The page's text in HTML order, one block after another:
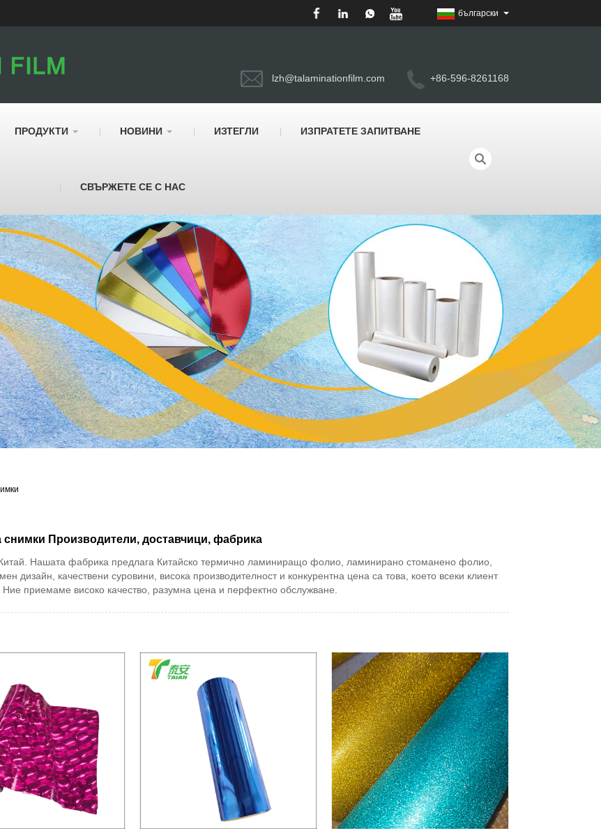
+86-596-8261168
lzh@talaminationfilm.com
български
ПРОДУКТИ НОВИНИ ИЗТЕГЛИ ИЗПРАТЕТЕ ЗАПИТВАНЕ
СВЪРЖЕТЕ СЕ С НАС
Производители, доставчици, фабрика
Нашата фабрика предлага Китайско термично ламиниращо фолио, ламинирано стоманено фолио,
качествени суровини, висока производителност и конкурентна цена са това, което всеки клиент
приемаме високо качество, разумна цена и перфектно обслужване.